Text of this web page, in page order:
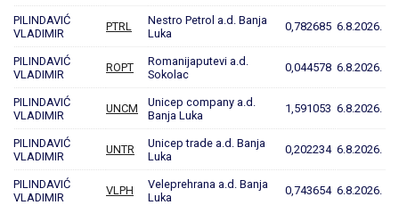
PILINDAVIĆ
VLADIMIR
PTRL
Nestro Petrol a.d. Banja
Luka
0,782685 6.8.2026.
PILINDAVIĆ
VLADIMIR
ROPT
Romanijaputevi a.d.
Sokolac
0,044578 6.8.2026.
PILINDAVIĆ
VLADIMIR
UNCM
Unicep company a.d.
Banja Luka
1,591053 6.8.2026.
PILINDAVIĆ
VLADIMIR
UNTR
Unicep trade a.d. Banja
Luka
0,202234 6.8.2026.
PILINDAVIĆ
VLADIMIR
VLPH
Veleprehrana a.d. Banja
Luka
0,743654 6.8.2026.